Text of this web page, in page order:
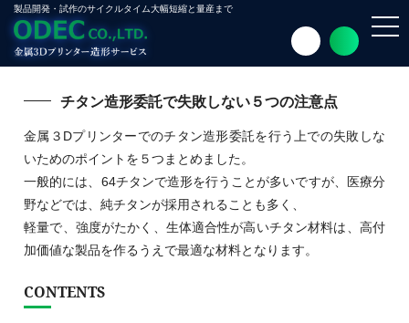
製品開発・試作のサイクルタイム大幅短縮と量産まで
チタン造形委託で失敗しない５つの注意点
金属３Dプリンターでのチタン造形委託を行う上での失敗しな
いためのポイントを５つまとめました。
一般的には、64チタンで造形を行うことが多いですが、医療分
野などでは、純チタンが採用されることも多く、
軽量で、強度がたかく、生体適合性が高いチタン材料は、高付
加価値な製品を作るうえで最適な材料となります。
CONTENTS